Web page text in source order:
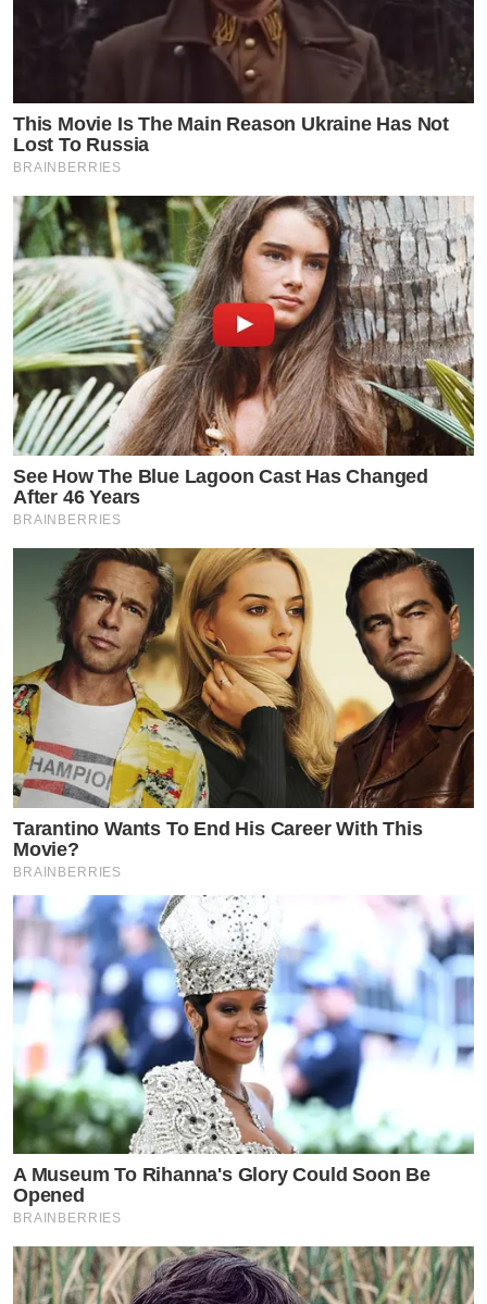
This Movie Is The Main Reason Ukraine Has Not
Lost To Russia
BRAINBERRIES
See How The Blue Lagoon Cast Has Changed
After 46 Years
BRAINBERRIES
Tarantino Wants To End His Career With This
Movie?
BRAINBERRIES
A Museum To Rihanna's Glory Could Soon Be
Opened
BRAINBERRIES